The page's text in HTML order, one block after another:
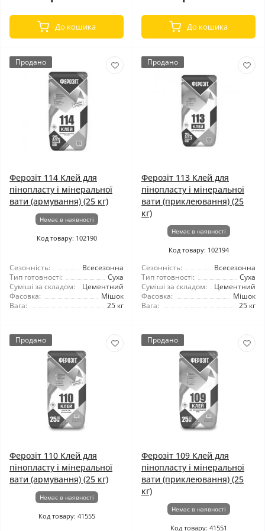
До кошика До кошика
Продано
Ферозіт 114 Клей для
пінопласту і мінеральної
вати (армування) (25 кг)
Немає в наявності
Код товару: 102190
Сезонність:
Всесезонна
Тип готовності:
Суха
Суміші за складом:
Цементний
Фасовка:
Мішок
Вага:
25 кг
Продано
Ферозіт 113 Клей для
пінопласту і мінеральної
вати (приклеювання) (25
кг)
Немає в наявності
Код товару: 102194
Сезонність:
Всесезонна
Тип готовності:
Суха
Суміші за складом:
Цементний
Фасовка:
Мішок
Вага:
25 кг
Продано
Ферозіт 110 Клей для
пінопласту і мінеральної
вати (армування) (25 кг)
Немає в наявності
Код товару: 41555
Продано
Ферозіт 109 Клей для
пінопласту і мінеральної
вати (приклеювання) (25
кг)
Немає в наявності
Код товару: 41551